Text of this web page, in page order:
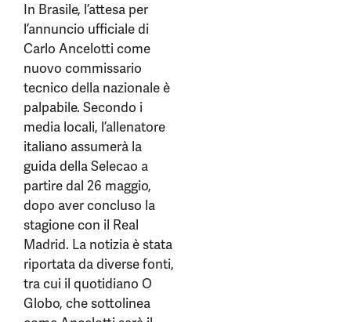
In Brasile, l’attesa per
l’annuncio ufficiale di
Carlo Ancelotti come
nuovo commissario
tecnico della nazionale è
palpabile. Secondo i
media locali, l’allenatore
italiano assumerà la
guida della Selecao a
partire dal 26 maggio,
dopo aver concluso la
stagione con il Real
Madrid. La notizia è stata
riportata da diverse fonti,
tra cui il quotidiano O
Globo, che sottolinea